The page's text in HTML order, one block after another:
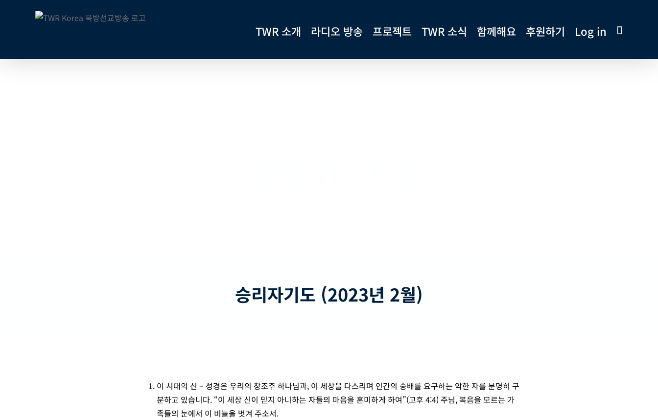
건
TWR 소개 라디오 방송 프로젝트 TWR 소식 함께해요 후원하기 Log in
승리자기도 (2023년 2월)
이 시대의 신 – 성경은 우리의 창조주 하나님과, 이 세상을 다스리며 인간의 숭배를 요구하는 악한 자를 분명히 구
분하고 있습니다. “이 세상 신이 믿지 아니하는 자들의 마음을 혼미하게 하여”(고후 4:4) 주님, 복음을 모르는 가
족들의 눈에서 이 비늘을 벗겨 주소서.